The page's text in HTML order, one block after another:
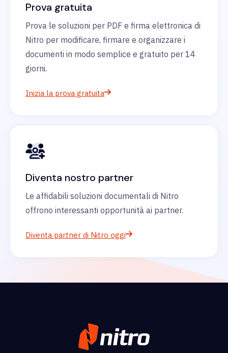
Prova gratuita
Prova le soluzioni per PDF e firma elettronica di
Nitro per modificare, firmare e organizzare i
documenti in modo semplice e gratuito per 14
giorni.
Inizia la prova gratuita
Diventa nostro partner
Le affidabili soluzioni documentali di Nitro
offrono interessanti opportunità ai partner.
Diventa partner di Nitro oggi